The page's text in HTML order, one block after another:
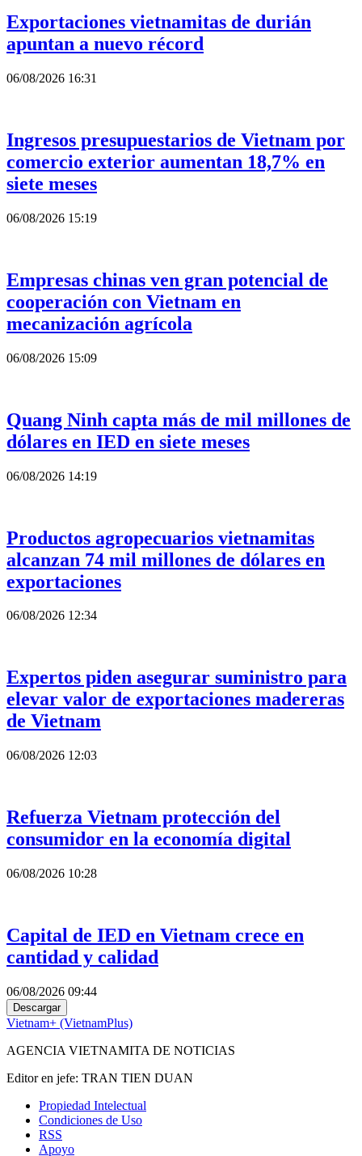
Exportaciones vietnamitas de durián
apuntan a nuevo récord
06/08/2026 16:31
Ingresos presupuestarios de Vietnam por
comercio exterior aumentan 18,7% en
siete meses
06/08/2026 15:19
Empresas chinas ven gran potencial de
cooperación con Vietnam en
mecanización agrícola
06/08/2026 15:09
Quang Ninh capta más de mil millones de
dólares en IED en siete meses
06/08/2026 14:19
Productos agropecuarios vietnamitas
alcanzan 74 mil millones de dólares en
exportaciones
06/08/2026 12:34
Expertos piden asegurar suministro para
elevar valor de exportaciones madereras
de Vietnam
06/08/2026 12:03
Refuerza Vietnam protección del
consumidor en la economía digital
06/08/2026 10:28
Capital de IED en Vietnam crece en
cantidad y calidad
06/08/2026 09:44
Descargar
Vietnam+ (VietnamPlus)
AGENCIA VIETNAMITA DE NOTICIAS
Editor en jefe: TRAN TIEN DUAN
Propiedad Intelectual
Condiciones de Uso
RSS
Apoyo